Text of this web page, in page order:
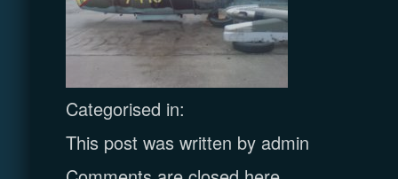
Categorised in:
This post was written by admin